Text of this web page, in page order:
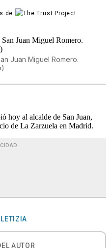
de
Juan Miguel Romero.
hoy al alcalde de San Juan,
de La Zarzuela en Madrid.
LETIZIA
AUTOR